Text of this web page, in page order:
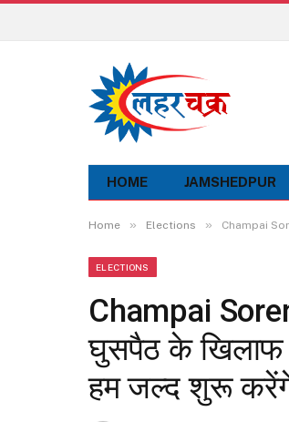
HOME JAMSHEDPUR
Home » Elections » Champai
ELECTIONS
Champai
घुसपैठ के खिलाफ
हम जल्द शुरू